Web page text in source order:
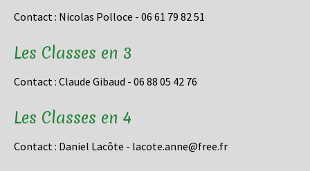
Contact : Nicolas Polloce - 06 61 79 82 51
Les Classes en 3
Contact : Claude Gibaud - 06 88 05 42 76
Les Classes en 4
Contact : Daniel Lacôte - lacote.anne@free.fr